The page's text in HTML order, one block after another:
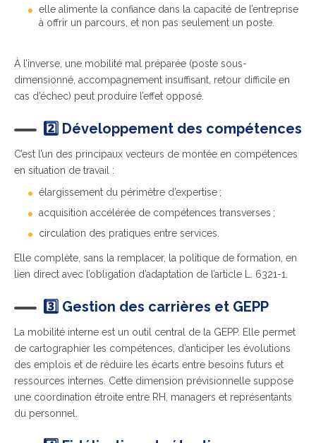
elle alimente la confiance dans la capacité de l’entreprise
à offrir un parcours, et non pas seulement un poste.
À l’inverse, une mobilité mal préparée (poste sous-
dimensionné, accompagnement insuffisant, retour difficile en
cas d’échec) peut produire l’effet opposé.
2️⃣ Développement des compétences
C’est l’un des principaux vecteurs de montée en compétences
en situation de travail :
élargissement du périmètre d’expertise ;
acquisition accélérée de compétences transverses ;
circulation des pratiques entre services.
Elle complète, sans la remplacer, la politique de formation, en
lien direct avec l’obligation d’adaptation de l’article L. 6321-1.
3️⃣ Gestion des carrières et GEPP
La mobilité interne est un outil central de la GEPP. Elle permet
de cartographier les compétences, d’anticiper les évolutions
des emplois et de réduire les écarts entre besoins futurs et
ressources internes. Cette dimension prévisionnelle suppose
une coordination étroite entre RH, managers et représentants
du personnel.